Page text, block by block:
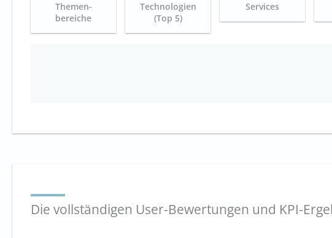
Themen-
bereiche
Technologien
(Top 5)
Services
Die vollständigen User-Bewertungen und KPI-